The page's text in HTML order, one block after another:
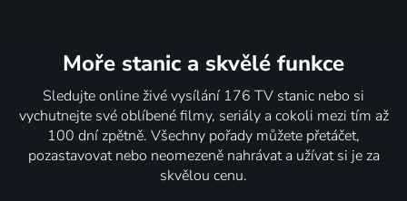
Moře stanic a skvělé funkce
Sledujte online živé vysílání 176 TV stanic nebo si
vychutnejte své oblíbené filmy, seriály a cokoli mezi tím až
100 dní zpětně. Všechny pořady můžete přetáčet,
pozastavovat nebo neomezeně nahrávat a užívat si je za
skvělou cenu.